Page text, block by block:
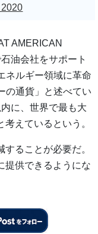
AMERICAN
油会社をサポート
ネルギー領域に革命
の通貨」と述べてい
に、世界で最も大
えているという。
ることが必要だ。
提供できるようにな